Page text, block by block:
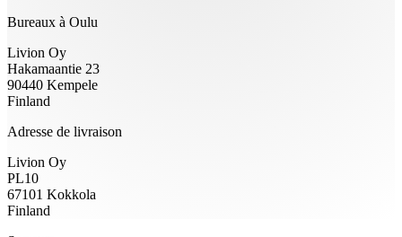
Bureaux à Oulu
Livion Oy
Hakamaantie 23
90440 Kempele
Finland
Adresse de livraison
Livion Oy
PL10
67101 Kokkola
Finland